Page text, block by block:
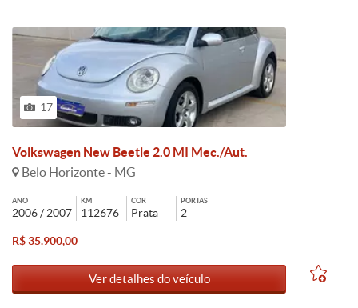
17
Volkswagen New Beetle 2.0 MI Mec./Aut.
Belo Horizonte - MG
ANO
2006 / 2007
KM
112676
COR
Prata
PORTAS
2
R$ 35.900,00
Ver detalhes do veículo